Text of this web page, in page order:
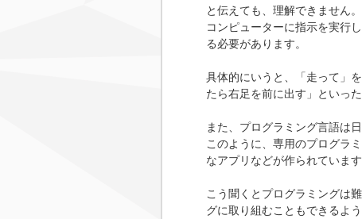
と伝えても、理解できません。
コンピューターに指示を実行
る必要があります。
具体的にいうと、
「走って」
たら右足を前に出す」といっ
また、プログラミング言語は
このように、専用のプログラ
なアプリなどが作られています
こう聞くとプログラミングは
グに取り組むこともできるよ